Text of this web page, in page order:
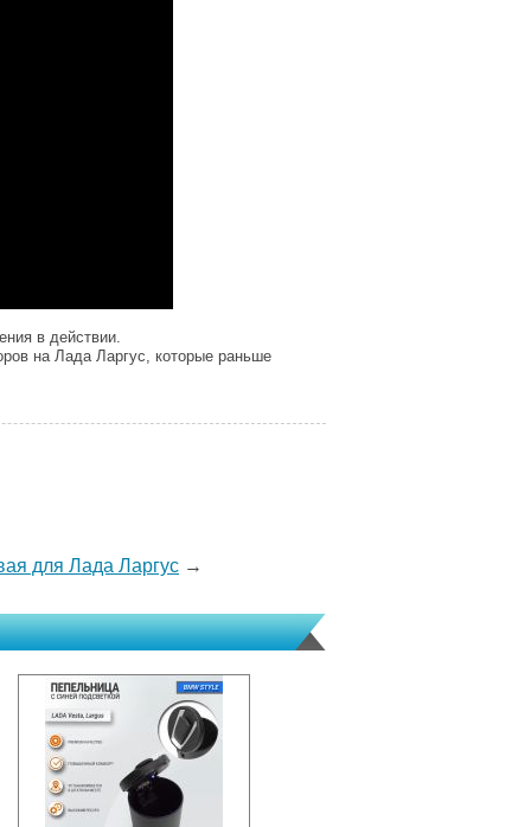
в действии.
на Лада Ларгус, которые раньше
для Лада Ларгус →